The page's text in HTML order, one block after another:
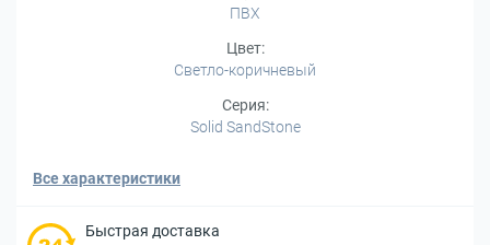
ПВХ
Цвет:
Светло-коричневый
Серия:
Solid SandStone
Все характеристики
Быстрая доставка